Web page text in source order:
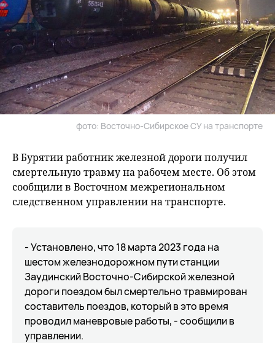
фото: Восточно-Сибирское СУ на транспорте
В Бурятии работник железной дороги получил
смертельную травму на рабочем месте. Об этом
сообщили в Восточном межрегиональном
следственном управлении на транспорте.
- Установлено, что 18 марта 2023 года на
шестом железнодорожном пути станции
Заудинский Восточно-Сибирской железной
дороги поездом был смертельно травмирован
составитель поездов, который в это время
проводил маневровые работы, - сообщили в
управлении.